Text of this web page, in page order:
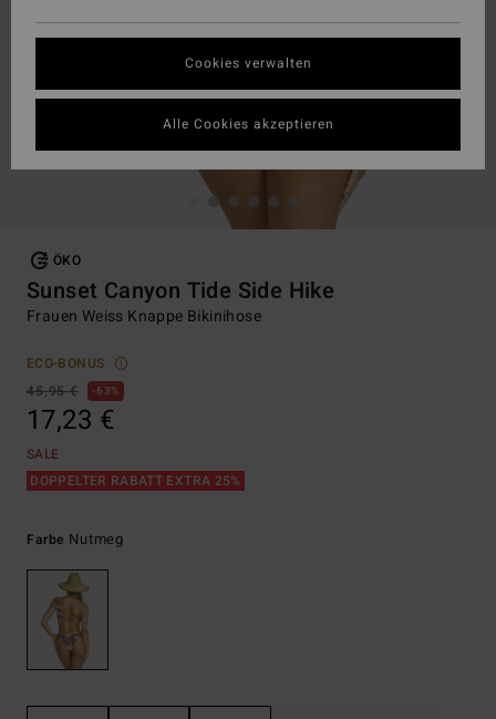
ÖKO
Sunset Canyon Tide Side Hike
Frauen Weiss Knappe Bikinihose
ECO-BONUS
45,95 €
63%
17,23 €
SALE
DOPPELTER RABATT EXTRA 25%
Farbe Nutmeg
Cookies verwalten
Alle Cookies akzeptieren